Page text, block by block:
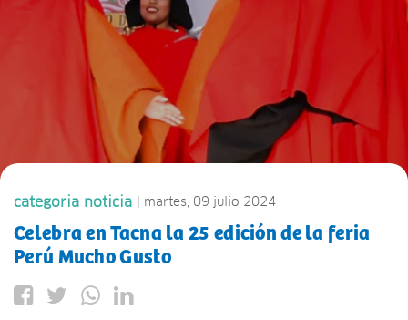
categoria noticia | martes, 09 julio 2024
Celebra en Tacna la 25 edición de la feria
Perú Mucho Gusto